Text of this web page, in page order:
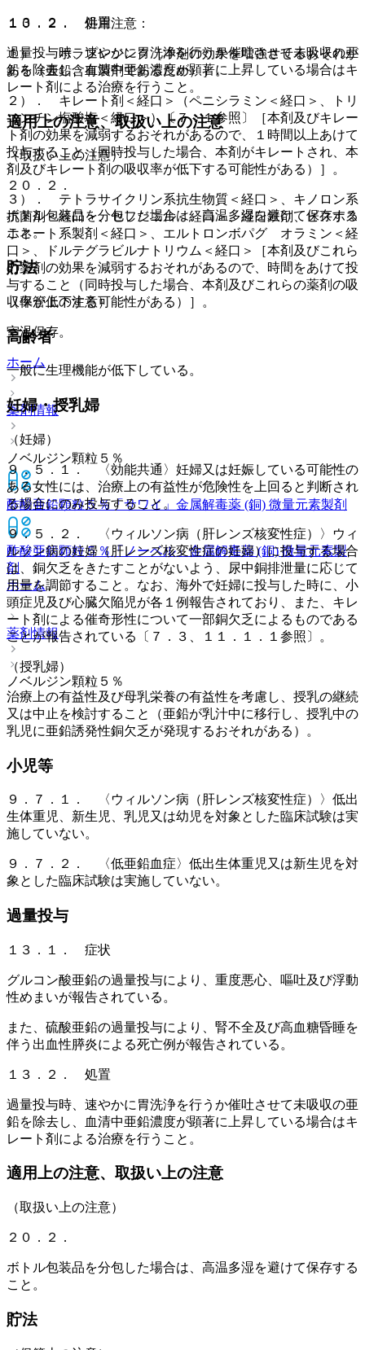
１３．２． 処置
過量投与時、速やかに胃洗浄を行うか催吐させて未吸収の亜
鉛を除去し、血清中亜鉛濃度が顕著に上昇している場合はキ
レート剤による治療を行うこと。
適用上の注意、取扱い上の注意
（取扱い上の注意）
２０．２．
ボトル包装品を分包した場合は、高温多湿を避けて保存する
こと。
貯法
（保管上の注意）
室温保存。
ホーム
薬剤情報
ノベルジン顆粒５％
酢酸亜鉛顆粒５％「サワイ」 金属解毒薬 (銅) 微量元素製剤
酢酸亜鉛顆粒５％「ノーベル」金属解毒薬 (銅) 微量元素製
剤
ホーム
薬剤情報
ノベルジン顆粒５％
１０．２． 併用注意：
１）． ポラプレジンク［本剤の効果を増強させるおそれが
ある（亜鉛含有製剤であるため）］。
２）． キレート剤＜経口＞（ペニシラミン＜経口＞、トリ
エンチン塩酸塩＜経口＞）〔７．１参照〕［本剤及びキレー
ト剤の効果を減弱するおそれがあるので、１時間以上あけて
投与すること（同時投与した場合、本剤がキレートされ、本
剤及びキレート剤の吸収率が低下する可能性がある）］。
３）． テトラサイクリン系抗生物質＜経口＞、キノロン系
抗菌剤＜経口＞、セフジニル＜経口＞、経口鉄剤、ビスホス
ホネート系製剤＜経口＞、エルトロンボパグ オラミン＜経
口＞、ドルテグラビルナトリウム＜経口＞［本剤及びこれら
の薬剤の効果を減弱するおそれがあるので、時間をあけて投
与すること（同時投与した場合、本剤及びこれらの薬剤の吸
収率が低下する可能性がある）］。
高齢者
一般に生理機能が低下している。
妊婦・授乳婦
（妊婦）
９．５．１． 〈効能共通〉妊婦又は妊娠している可能性の
ある女性には、治療上の有益性が危険性を上回ると判断され
る場合にのみ投与すること。
９．５．２． 〈ウィルソン病（肝レンズ核変性症）〉ウィ
ルソン病の妊婦（肝レンズ核変性症の妊婦）に投与する場合
は、銅欠乏をきたすことがないよう、尿中銅排泄量に応じて
用量を調節すること。なお、海外で妊婦に投与した時に、小
頭症児及び心臓欠陥児が各１例報告されており、また、キレ
ート剤による催奇形性について一部銅欠乏によるものである
ことが報告されている〔７．３、１１．１．１参照〕。
（授乳婦）
治療上の有益性及び母乳栄養の有益性を考慮し、授乳の継続
又は中止を検討すること（亜鉛が乳汁中に移行し、授乳中の
乳児に亜鉛誘発性銅欠乏が発現するおそれがある）。
小児等
９．７．１． 〈ウィルソン病（肝レンズ核変性症）〉低出
生体重児、新生児、乳児又は幼児を対象とした臨床試験は実
施していない。
９．７．２． 〈低亜鉛血症〉低出生体重児又は新生児を対
象とした臨床試験は実施していない。
過量投与
１３．１． 症状
グルコン酸亜鉛の過量投与により、重度悪心、嘔吐及び浮動
性めまいが報告されている。
また、硫酸亜鉛の過量投与により、腎不全及び高血糖昏睡を
伴う出血性膵炎による死亡例が報告されている。
１３．２． 処置
過量投与時、速やかに胃洗浄を行うか催吐させて未吸収の亜
鉛を除去し、血清中亜鉛濃度が顕著に上昇している場合はキ
レート剤による治療を行うこと。
適用上の注意、取扱い上の注意
（取扱い上の注意）
２０．２．
ボトル包装品を分包した場合は、高温多湿を避けて保存する
こと。
貯法